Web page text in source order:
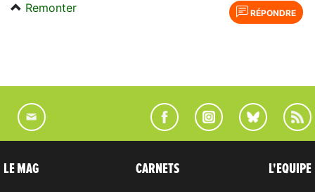
RÉPONDRE
Remonter
LE MAG CARNETS L'EQUIPE